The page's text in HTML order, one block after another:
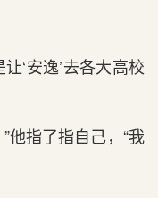
‘安逸’去各大高校
他指了指自己，“我